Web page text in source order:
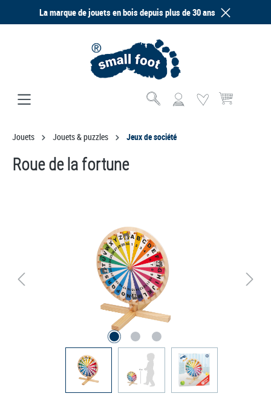
principalLa marque de jouets en bois depuis plus de 30 ans
Le panier
Jouets Jouets & puzzles Jeux de société
Roue de la fortune